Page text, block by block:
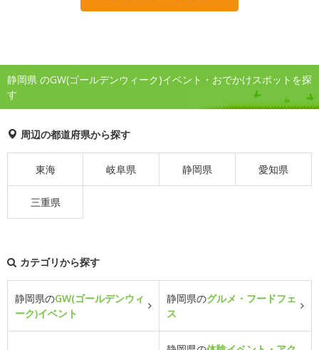
静岡県 のGW(ゴールデンウィーク)イベント・おでかけスポットを探
す
周辺の都道府県から探す
東海 岐阜県 静岡県 愛知県
三重県
カテゴリから探す
静岡県のGW(ゴールデンウィ
ーク)イベント
静岡県のグルメ・フードフェ
ス